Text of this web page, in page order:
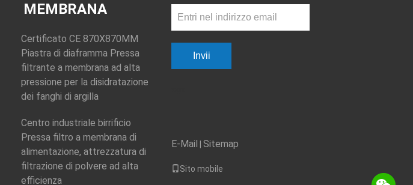
MEMBRANA
Certificato CE 870X870MM
Piastra di diaframma Pressa
filtrante a membrana ad alta
pressione per la disidratazione
dei fanghi di argilla
Centro industriale birrificio
Pressa filtro a membrana di
alimentazione, attrezzatura di
filtrazione di polvere ad alta
efficienza
Invii
E-Mail Sitemap
Sito mobile